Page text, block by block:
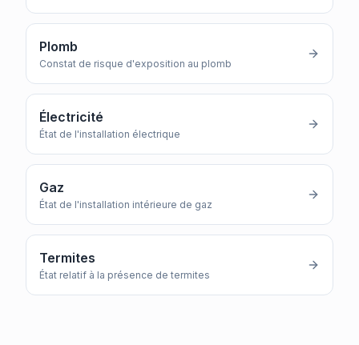
Plomb
Constat de risque d'exposition au plomb
Électricité
État de l'installation électrique
Gaz
État de l'installation intérieure de gaz
Termites
État relatif à la présence de termites